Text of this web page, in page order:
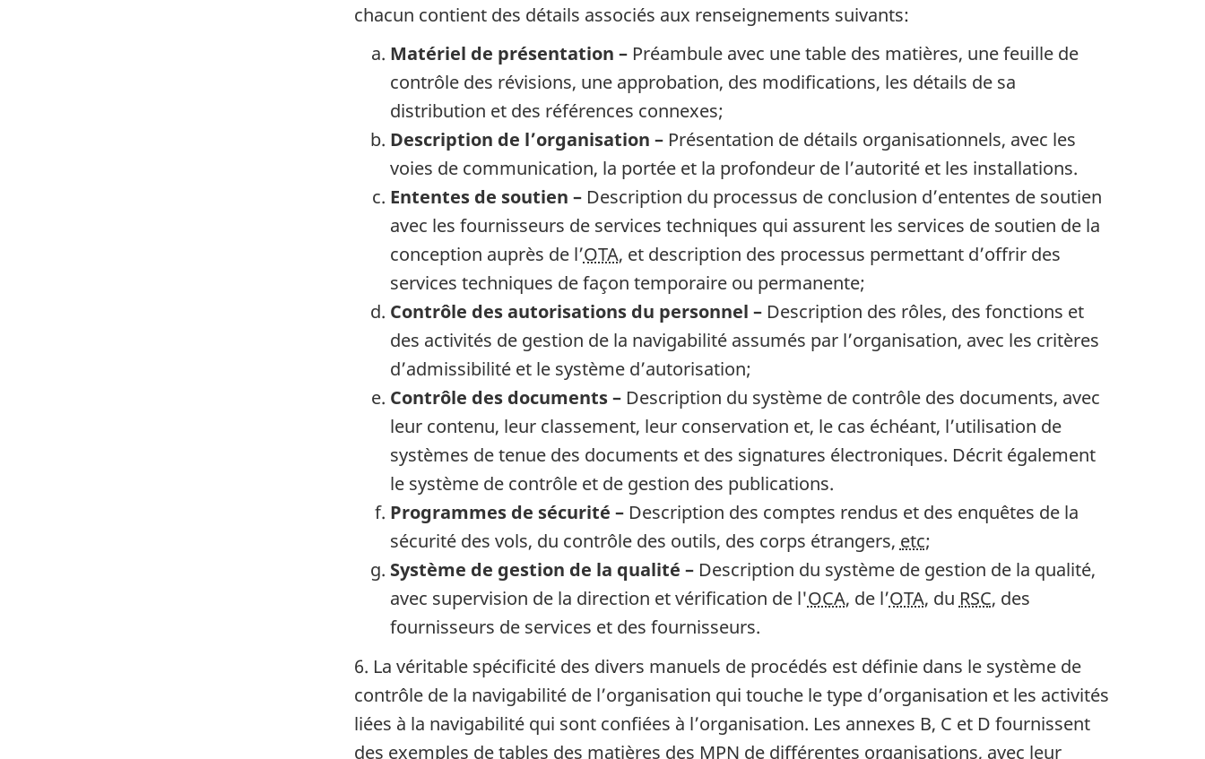
chacun contient des détails associés aux renseignements suivants:
Matériel de présentation –Préambule avec une table des matières, une feuille de
contrôle des révisions, une approbation, des modifications, les détails de sa
distribution et des références connexes;
Description de l’organisation –Présentation de détails organisationnels, avec les
voies de communication, la portée et la profondeur de l’autorité et les installations.
Ententes de soutien –Description du processus de conclusion d’ententes de soutien
avec les fournisseurs de services techniques qui assurent les services de soutien de la
conception auprès de l’OTA, et description des processus permettant d’offrir des
services techniques de façon temporaire ou permanente;
Contrôle des autorisations du personnel –Description des rôles, des fonctions et
des activités de gestion de la navigabilité assumés par l’organisation, avec les critères
d’admissibilité et le système d’autorisation;
Contrôle des documents –Description du système de contrôle des documents, avec
leur contenu, leur classement, leur conservation et, le cas échéant, l’utilisation de
systèmes de tenue des documents et des signatures électroniques. Décrit également
le système de contrôle et de gestion des publications.
Programmes de sécurité –Description des comptes rendus et des enquêtes de la
sécurité des vols, du contrôle des outils, des corps étrangers, etc;
Système de gestion de la qualité –Description du système de gestion de la qualité,
avec supervision de la direction et vérification de l'OCA, de l’OTA, du RSC, des
fournisseurs de services et des fournisseurs.
6. La véritable spécificité des divers manuels de procédés est définie dans le système de
contrôle de la navigabilité de l’organisation qui touche le type d’organisation et les activités
liées à la navigabilité qui sont confiées à l’organisation. Les annexes B, C et D fournissent
des exemples de tables des matières des MPN de différentes organisations, avec leur